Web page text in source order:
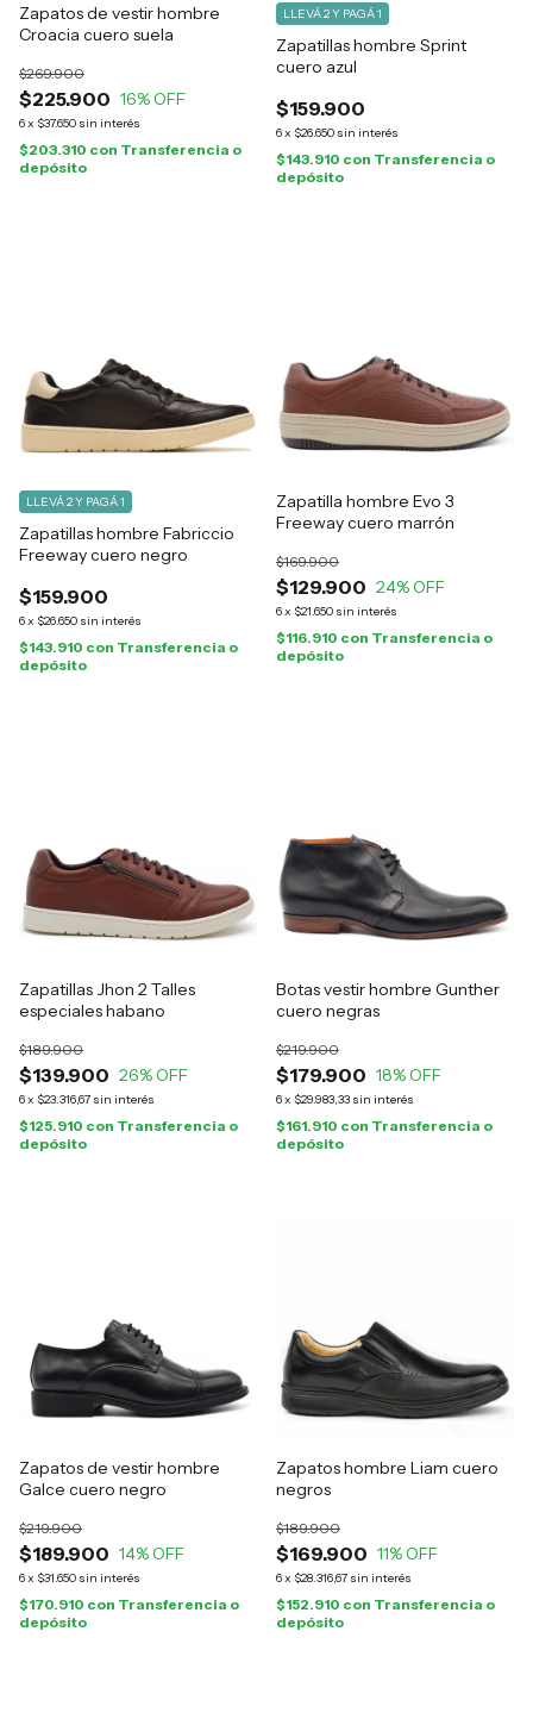
Zapatos de vestir hombre
Croacia cuero suela
$225.900
$269.900
16% OFF
6x $37.650 sin interés
$203.310 con Transferencia o
depósito
Zapatillas hombre Sprint
cuero azul
$159.900
6x $26.650 sin interés
LLEVÁ 2 Y PAGÁ 1
$143.910 con Transferencia o
depósito
Zapatillas hombre Fabriccio
Freeway cuero negro
$159.900
6x $26.650 sin interés
LLEVÁ 2 Y PAGÁ 1
$143.910 con Transferencia o
depósito
Zapatilla hombre Evo 3
Freeway cuero marrón
$129.900
$169.900
24% OFF
6x $21.650 sin interés
$116.910 con Transferencia o
depósito
Zapatillas Jhon 2 Talles
especiales habano
$139.900
$189.900
26% OFF
6x $23.316,67 sin interés
$125.910 con Transferencia o
depósito
Botas vestir hombre Gunther
cuero negras
$179.900
$219.900
18% OFF
6x $29.983,33 sin interés
$161.910 con Transferencia o
depósito
Zapatos de vestir hombre
Galce cuero negro
$189.900
$219.900
14% OFF
6x $31.650 sin interés
$170.910 con Transferencia o
depósito
Zapatos hombre Liam cuero
negros
$169.900
$189.900
11% OFF
6x $28.316,67 sin interés
$152.910 con Transferencia o
depósito